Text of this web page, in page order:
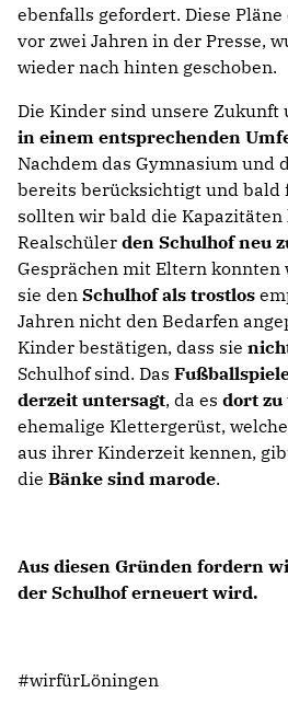
ebenfalls gefordert. Diese
vor zwei Jahren in der Presse,
wieder nach hinten geschoben.
Die Kinder sind unsere Zukunft
in einem entsprechenden
Nachdem das Gymnasium und
bereits berücksichtigt und bald
sollten wir bald die Kapazitäten
Realschüler den Schulhof neu
Gesprächen mit Eltern konnten
sie den Schulhof als trostlos
Jahren nicht den Bedarfen
Kinder bestätigen, dass sie
Schulhof sind. Das
derzeit untersagt, da es dort zu
ehemalige Klettergerüst,
aus ihrer Kinderzeit kennen,
die Bänke sind marode.
Aus diesen Gründen fordern
der Schulhof erneuert wird.
#wirfürLöningen